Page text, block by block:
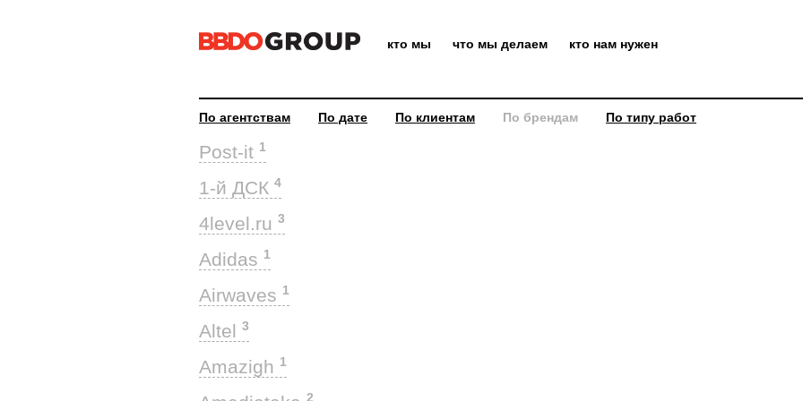
кто мы что мы делаем кто нам нужен
По агентствам По дате По клиентам По брендам По типу работ
Post-it 1
1-й ДСК 4
4level.ru 3
Adidas 1
Airwaves 1
Altel 3
Amazigh 1
2